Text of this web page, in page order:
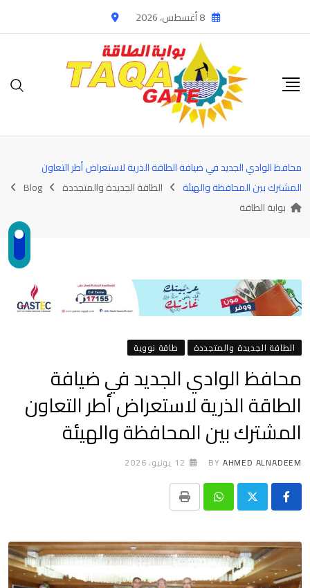
to
8 أغسطس، 2026
محافظ الوادي الجديد في ضيافة الطاقة الذرية لاستعراض أطر التعاون
المشترك بين المحافظة والهيئة
الطاقة الجديدة والمتجددة
Blog
بوابة الطاقة
الطاقة الجديدة والمتجددة طاقة نووية
محافظ الوادي الجديد في ضيافة
الطاقة الذرية لاستعراض أطر التعاون
المشترك بين المحافظة والهيئة
BY AHMED ALNADEEM 12 يونيو، 2026
Whatsapp
Print